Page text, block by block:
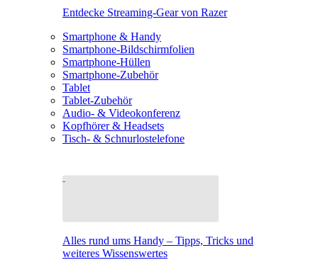
Entdecke Streaming-Gear von Razer
Smartphone & Handy
Smartphone-Bildschirmfolien
Smartphone-Hüllen
Smartphone-Zubehör
Tablet
Tablet-Zubehör
Audio- & Videokonferenz
Kopfhörer & Headsets
Tisch- & Schnurlostelefone
Alles rund ums Handy – Tipps, Tricks und
weiteres Wissenswertes